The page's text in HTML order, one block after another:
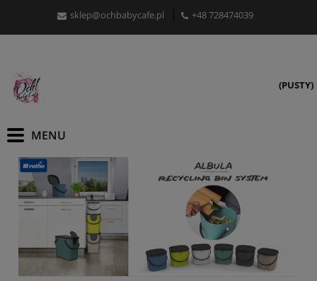
sklep@ochbabycafe.pl +48 728474039
(PUSTY)